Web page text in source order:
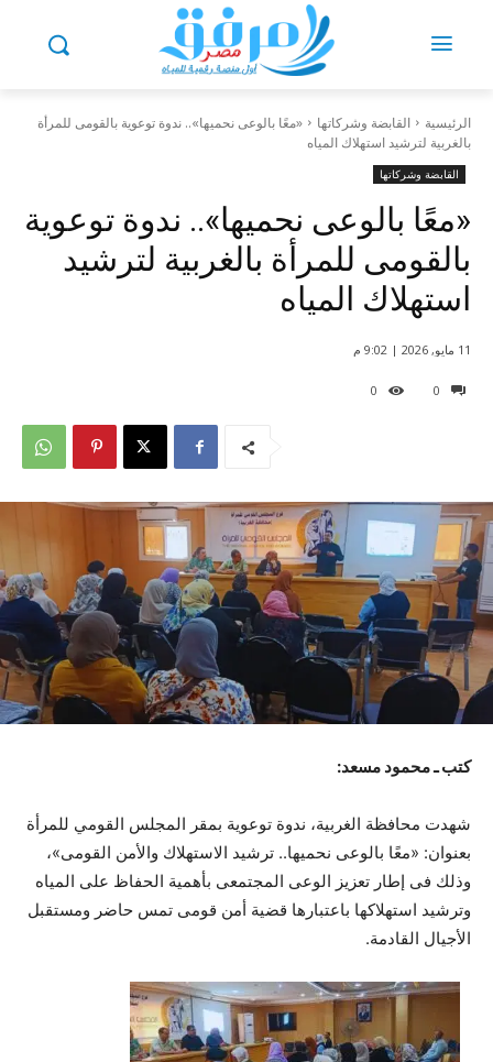
الرئيسية القابضة وشركاتها
«معًا بالوعى نحميها».. ندوة توعوية بالقومى للمرأة
بالغربية لترشيد استهلاك المياه
القابضة وشركاتها
«معًا بالوعى نحميها».. ندوة توعوية
بالقومى للمرأة بالغربية لترشيد
استهلاك المياه
0
0
11 مايو, 2026 | 9:02 م
كتب ـ محمود مسعد:
شهدت محافظة الغربية، ندوة توعوية بمقر المجلس القومي للمرأة
بعنوان: «معًا بالوعى نحميها.. ترشيد الاستهلاك والأمن القومى»،
وذلك فى إطار تعزيز الوعى المجتمعى بأهمية الحفاظ على المياه
وترشيد استهلاكها باعتبارها قضية أمن قومى تمس حاضر ومستقبل
الأجيال القادمة.